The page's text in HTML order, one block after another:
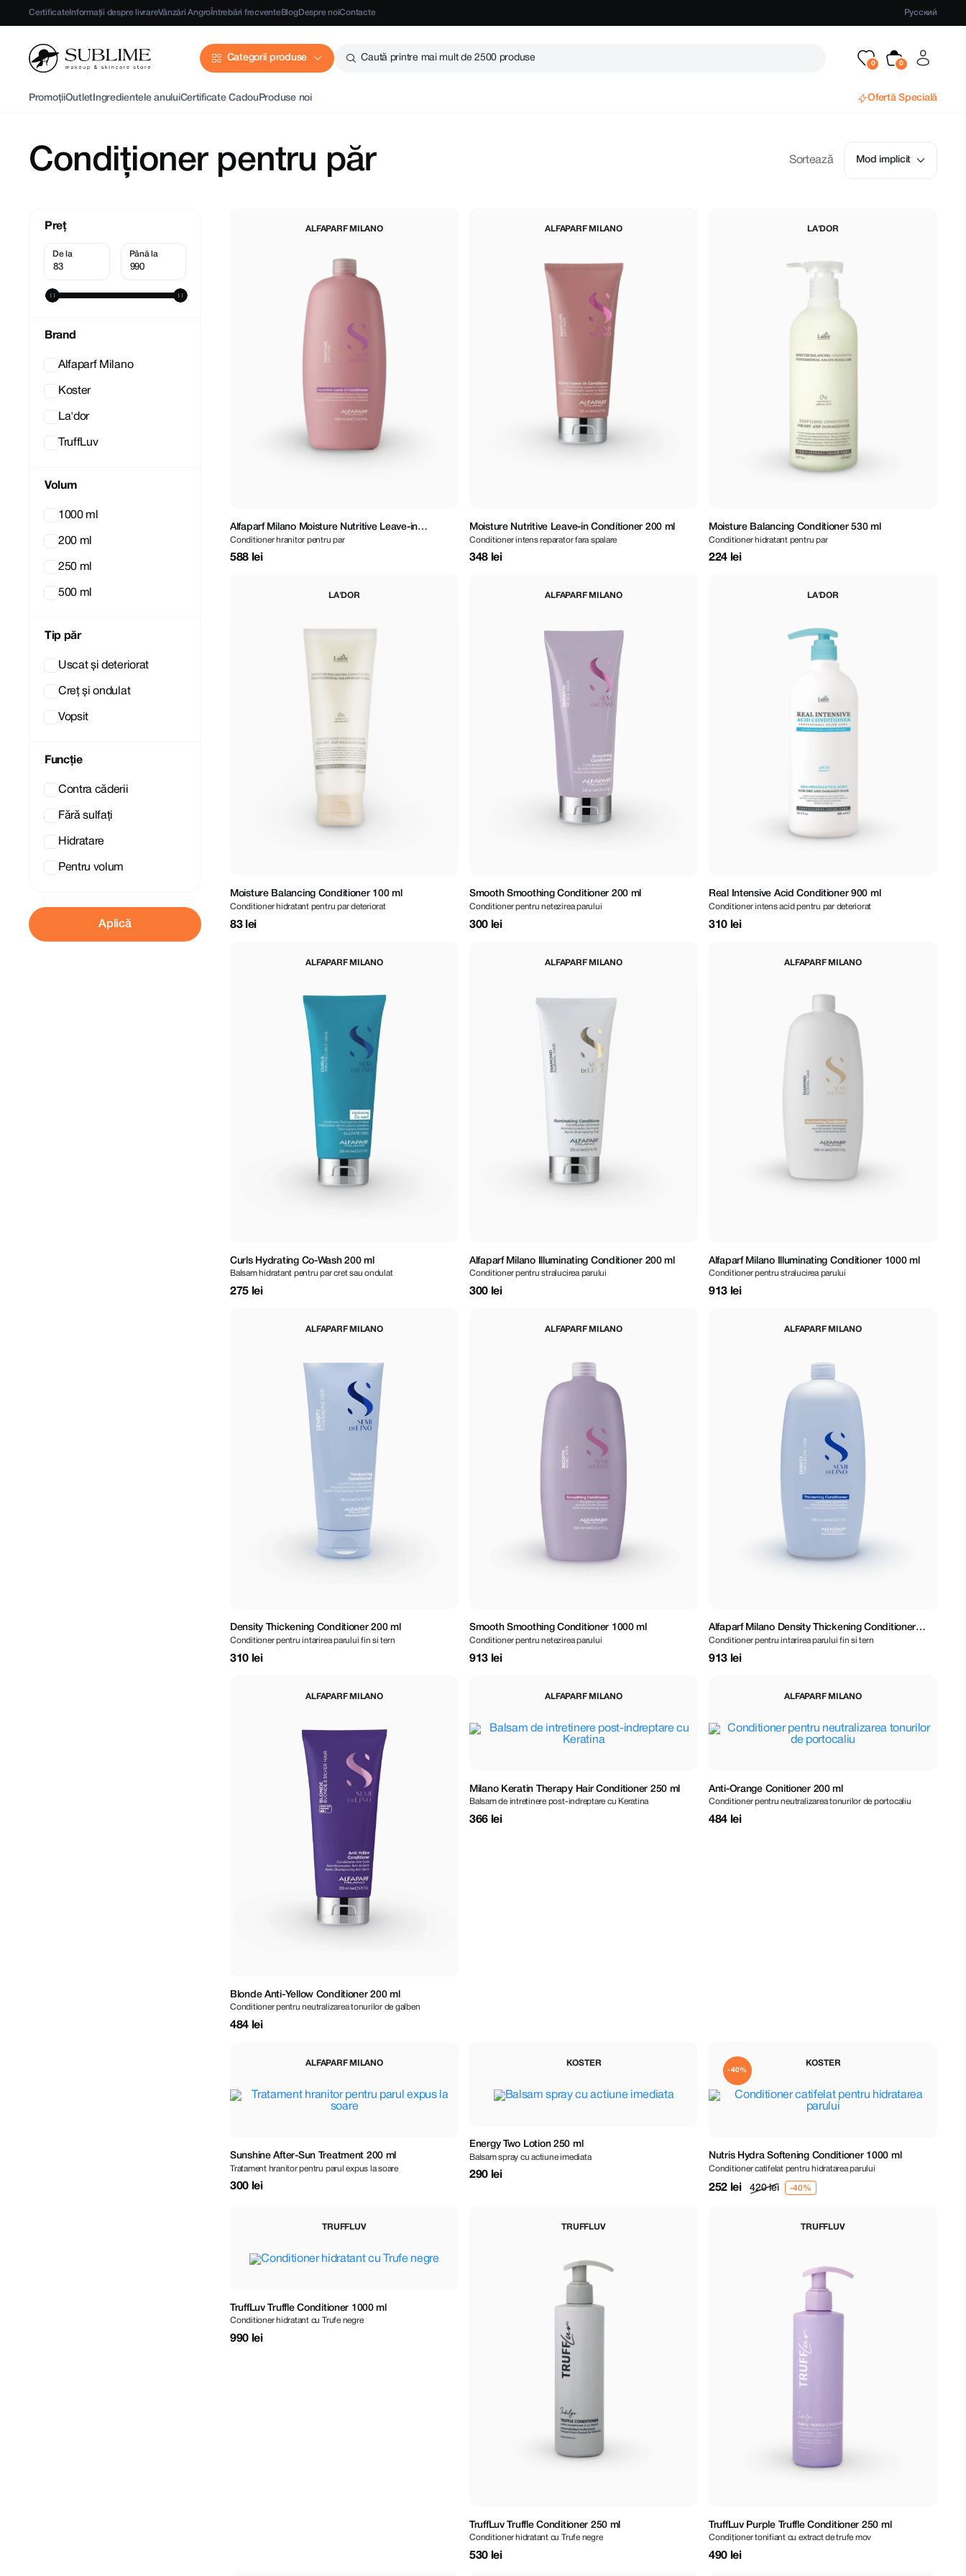
CertificateInformații despre livrareVânzări Angro Întrebări frecventeBlogDespre noiContacte Русский
Categorii produse Caută printre mai mult de 2500 produse
PromoțiiOutlet Ingredientele anuluiCertificate CadouProduse noi Ofertă Specială
Condiționer pentru păr Sortează Mod implicit
Preț
Brand
Alfaparf Milano
Koster
La'dor
TruffLuv
Volum
1000 ml
200 ml
250 ml
500 ml
Tip păr
Uscat și deteriorat
Creț și ondulat
Vopsit
Funcție
Contra căderii
Fără sulfați
Hidratare
Pentru volum
Aplică
ALFAPARF MILANO
Alfaparf Milano Moisture Nutritive Leave-in
Conditioner 1000 ml
Conditioner hranitor pentru par
588 lei
ALFAPARF MILANO
Moisture Nutritive Leave-in Conditioner 200 ml
Conditioner intens reparator fara spalare
348 lei
LA'DOR
Moisture Balancing Conditioner 530 ml
Conditioner hidratant pentru par
224 lei
LA'DOR
Moisture Balancing Conditioner 100 ml
Conditioner hidratant pentru par deteriorat
83 lei
ALFAPARF MILANO
Smooth Smoothing Conditioner 200 ml
Conditioner pentru netezirea parului
300 lei
LA'DOR
Real Intensive Acid Conditioner 900 ml
Conditioner intens acid pentru par deteriorat
310 lei
ALFAPARF MILANO
Curls Hydrating Co-Wash 200 ml
Balsam hidratant pentru par cret sau ondulat
275 lei
ALFAPARF MILANO
Alfaparf Milano Illuminating Conditioner 200 ml
Conditioner pentru stralucirea parului
300 lei
ALFAPARF MILANO
Alfaparf Milano Illuminating Conditioner 1000 ml
Conditioner pentru stralucirea parului
913 lei
ALFAPARF MILANO
Density Thickening Conditioner 200 ml
Conditioner pentru intarirea parului fin si tern
310 lei
ALFAPARF MILANO
Smooth Smoothing Conditioner 1000 ml
Conditioner pentru netezirea parului
913 lei
ALFAPARF MILANO
Alfaparf Milano Density Thickening Conditioner
1000 ml
Conditioner pentru intarirea parului fin si tern
913 lei
ALFAPARF MILANO
Blonde Anti-Yellow Conditioner 200 ml
Conditioner pentru neutralizarea tonurilor de galben
484 lei
ALFAPARF MILANO
Milano Keratin Therapy Hair Conditioner 250 ml
Balsam de intretinere post-indreptare cu Keratina
366 lei
ALFAPARF MILANO
Anti-Orange Conitioner 200 ml
Conditioner pentru neutralizarea tonurilor de portocaliu
484 lei
ALFAPARF MILANO
Sunshine After-Sun Treatment 200 ml
Tratament hranitor pentru parul expus la soare
300 lei
KOSTER
Energy Two Lotion 250 ml
Balsam spray cu actiune imediata
290 lei
KOSTER
-40%
Nutris Hydra Softening Conditioner 1000 ml
Conditioner catifelat pentru hidratarea parului
252 lei 420 lei
TRUFFLUV
TruffLuv Truffle Conditioner 1000 ml
Conditioner hidratant cu Trufe negre
990 lei
TRUFFLUV
TruffLuv Truffle Conditioner 250 ml
Conditioner hidratant cu Trufe negre
530 lei
TRUFFLUV
TruffLuv Purple Truffle Conditioner 250 ml
Condiționer tonifiant cu extract de trufe mov
490 lei